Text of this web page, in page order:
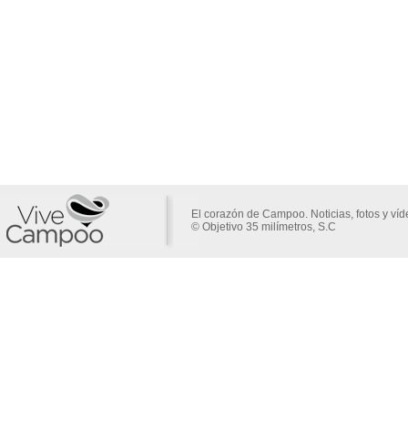
El corazón de Campoo. Noticias, fotos y
© Objetivo 35 milímetros, S.C